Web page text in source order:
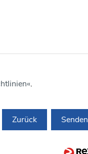
.
Zurück Senden